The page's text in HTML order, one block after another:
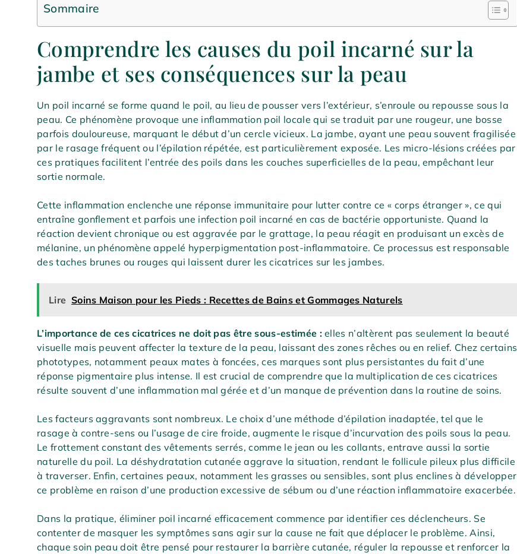
Sommaire
Comprendre les causes du poil incarné sur la
jambe et ses conséquences sur la peau
Un poil incarné se forme quand le poil, au lieu de pousser vers l’extérieur, s’enroule ou repousse sous la
peau. Ce phénomène provoque une inflammation poil locale qui se traduit par une rougeur, une bosse
parfois douloureuse, marquant le début d’un cercle vicieux. La jambe, ayant une peau souvent fragilisée
par le rasage fréquent ou l’épilation répétée, est particulièrement exposée. Les micro-lésions créées par
ces pratiques facilitent l’entrée des poils dans les couches superficielles de la peau, empêchant leur
sortie normale.
Cette inflammation enclenche une réponse immunitaire pour lutter contre ce « corps étranger », ce qui
entraîne gonflement et parfois une infection poil incarné en cas de bactérie opportuniste. Quand la
réaction devient chronique ou est aggravée par le grattage, la peau réagit en produisant un excès de
mélanine, un phénomène appelé hyperpigmentation post-inflammatoire. Ce processus est responsable
des taches brunes ou rouges qui laissent durer les cicatrices sur les jambes.
Lire Soins Maison pour les Pieds : Recettes de Bains et Gommages Naturels
L’importance de ces cicatrices ne doit pas être sous-estimée :elles n’altèrent pas seulement la beauté
visuelle mais peuvent affecter la texture de la peau, laissant des zones rêches ou en relief. Chez certains
phototypes, notamment peaux mates à foncées, ces marques sont plus persistantes du fait d’une
réponse pigmentaire plus intense. Il est crucial de comprendre que la multiplication de ces cicatrices
résulte souvent d’une inflammation mal gérée et d’un manque de prévention dans la routine de soins.
Les facteurs aggravants sont nombreux. Le choix d’une méthode d’épilation inadaptée, tel que le
rasage à contre-sens ou l’usage de cire froide, augmente le risque d’incurvation des poils sous la peau.
Le frottement constant des vêtements serrés, comme le jean ou les collants, entrave aussi la sortie
naturelle du poil. La déshydratation cutanée aggrave la situation, rendant le follicule pileux plus difficile
à traverser. Enfin, certaines peaux, notamment les grasses ou sensibles, sont plus enclines à développer
ce problème en raison d’une production excessive de sébum ou d’une réaction inflammatoire exacerbée.
Dans la pratique, éliminer poil incarné efficacement commence par identifier ces déclencheurs. Se
contenter de masquer les symptômes sans agir sur la cause ne fait que déplacer le problème. Ainsi,
chaque soin peau doit être pensé pour restaurer la barrière cutanée, réguler la repousse et renforcer la